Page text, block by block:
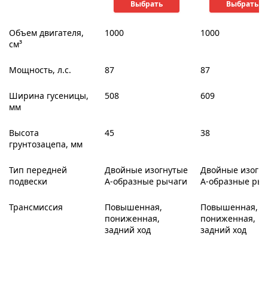
Выбрать Выбрать
Объем двигателя,
см³
1000 1000
Мощность, л.с. 87 87
Ширина гусеницы,
мм
508 609
Высота
грунтозацепа, мм
45 38
Тип передней
подвески
Двойные изогнутые
А-образные рычаги
Двойные
А-образные
Трансмиссия
Повышенная,
пониженная,
задний ход
Повышенная,
пониженная,
задний ход